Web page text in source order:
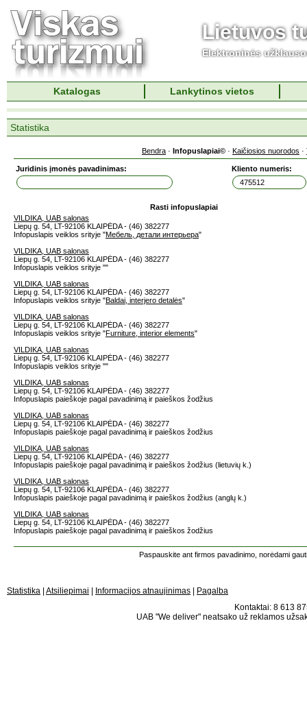
Lietuvos
Elektroninės
Katalogas Lankytinos vietos
Statistika
Bendra · Infopuslapiai© · Kaičiosios nuorodos ·
Juridinis įmonės pavadinimas: Kliento numeris:
Rasti infopuslapiai
VILDIKA, UAB salonas
Liepų g. 54, LT-92106 KLAIPĖDA - (46) 382277
Infopuslapis veiklos srityje "Мебель, детали интерьера"
VILDIKA, UAB salonas
Liepų g. 54, LT-92106 KLAIPĖDA - (46) 382277
Infopuslapis veiklos srityje ""
VILDIKA, UAB salonas
Liepų g. 54, LT-92106 KLAIPĖDA - (46) 382277
Infopuslapis veiklos srityje "Baldai, interjero detalės"
VILDIKA, UAB salonas
Liepų g. 54, LT-92106 KLAIPĖDA - (46) 382277
Infopuslapis veiklos srityje "Furniture, interior elements"
VILDIKA, UAB salonas
Liepų g. 54, LT-92106 KLAIPĖDA - (46) 382277
Infopuslapis veiklos srityje ""
VILDIKA, UAB salonas
Liepų g. 54, LT-92106 KLAIPĖDA - (46) 382277
Infopuslapis paieškoje pagal pavadinimą ir paieškos žodžius
VILDIKA, UAB salonas
Liepų g. 54, LT-92106 KLAIPĖDA - (46) 382277
Infopuslapis paieškoje pagal pavadinimą ir paieškos žodžius
VILDIKA, UAB salonas
Liepų g. 54, LT-92106 KLAIPĖDA - (46) 382277
Infopuslapis paieškoje pagal pavadinimą ir paieškos žodžius (lietuvių k.)
VILDIKA, UAB salonas
Liepų g. 54, LT-92106 KLAIPĖDA - (46) 382277
Infopuslapis paieškoje pagal pavadinimą ir paieškos žodžius (anglų k.)
VILDIKA, UAB salonas
Liepų g. 54, LT-92106 KLAIPĖDA - (46) 382277
Infopuslapis paieškoje pagal pavadinimą ir paieškos žodžius
Paspauskite ant firmos pavadinimo, norėdami
Statistika Atsiliepimai Informacijos atnaujinimas
Pagalba
Kontaktai: 8 613
UAB "We deliver" neatsako už reklamos